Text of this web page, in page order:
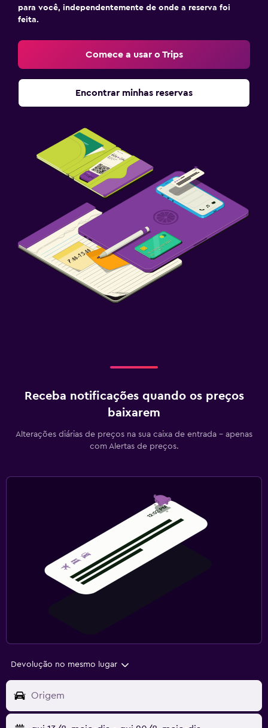
para você, independentemente de onde a reserva foi
feita.
Comece a usar o Trips
Encontrar minhas reservas
Receba notificações quando os preços
baixarem
Alterações diárias de preços na sua caixa de entrada - apenas
com Alertas de preços.
Devolução no mesmo lugar
Origem